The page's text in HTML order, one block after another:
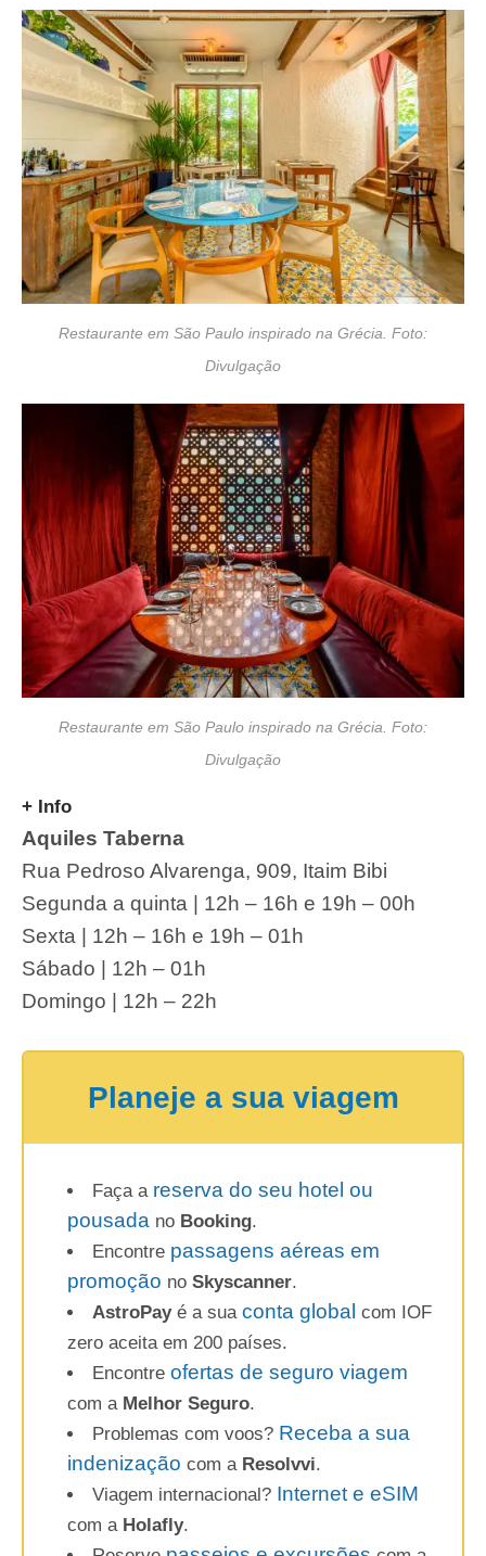
Restaurante em São Paulo inspirado na Grécia. Foto:
Divulgação
Restaurante em São Paulo inspirado na Grécia. Foto:
Divulgação
+ Info
Aquiles Taberna
Rua Pedroso Alvarenga, 909, Itaim Bibi
Segunda a quinta | 12h – 16h e 19h – 00h
Sexta | 12h – 16h e 19h – 01h
Sábado | 12h – 01h
Domingo | 12h – 22h
Planeje a sua viagem
Faça a reserva do seu hotel ou
pousada no Booking.
Encontre passagens aéreas em
promoção no Skyscanner.
AstroPayé a sua conta global com IOF
zero aceita em 200 países.
Encontre ofertas de seguro viagem
com a Melhor Seguro.
Problemas com voos? Receba a sua
indenização com a Resolvvi.
Viagem internacional? Internet e eSIM
com a Holafly.